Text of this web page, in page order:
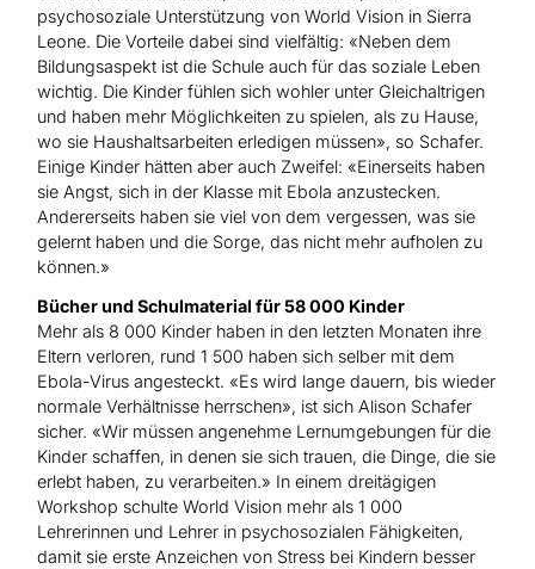
psychosoziale Unterstützung von World Vision in Sierra
Leone. Die Vorteile dabei sind vielfältig: «Neben dem
Bildungsaspekt ist die Schule auch für das soziale Leben
wichtig. Die Kinder fühlen sich wohler unter Gleichaltrigen
und haben mehr Möglichkeiten zu spielen, als zu Hause,
wo sie Haushaltsarbeiten erledigen müssen», so Schafer.
Einige Kinder hätten aber auch Zweifel: «Einerseits haben
sie Angst, sich in der Klasse mit Ebola anzustecken.
Andererseits haben sie viel von dem vergessen, was sie
gelernt haben und die Sorge, das nicht mehr aufholen zu
können.»
Bücher und Schulmaterial für 58 000 Kinder
Mehr als 8 000 Kinder haben in den letzten Monaten ihre
Eltern verloren, rund 1 500 haben sich selber mit dem
Ebola-Virus angesteckt. «Es wird lange dauern, bis wieder
normale Verhältnisse herrschen», ist sich Alison Schafer
sicher. «Wir müssen angenehme Lernumgebungen für die
Kinder schaffen, in denen sie sich trauen, die Dinge, die sie
erlebt haben, zu verarbeiten.» In einem dreitägigen
Workshop schulte World Vision mehr als 1 000
Lehrerinnen und Lehrer in psychosozialen Fähigkeiten,
damit sie erste Anzeichen von Stress bei Kindern besser